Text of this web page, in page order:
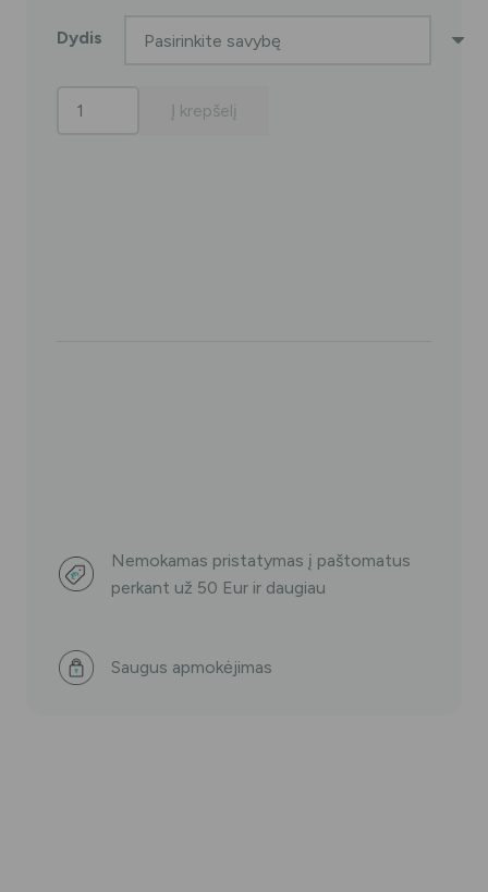
Dydis
Į krepšelį
Nemokamas pristatymas į paštomatus
perkant už 50 Eur ir daugiau
Saugus apmokėjimas